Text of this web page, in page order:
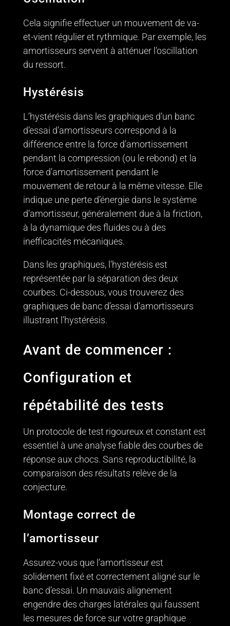
Cela signifie effectuer un mouvement de va-
et-vient régulier et rythmique. Par exemple, les
amortisseurs servent à atténuer l’oscillation
du ressort.
Hystérésis
L’hystérésis dans les graphiques d’un banc
d’essai d’amortisseurs correspond à la
différence entre la force d’amortissement
pendant la compression (ou le rebond) et la
force d’amortissement pendant le
mouvement de retour à la même vitesse. Elle
indique une perte d’énergie dans le système
d’amortisseur, généralement due à la friction,
à la dynamique des fluides ou à des
inefficacités mécaniques.
Dans les graphiques, l’hystérésis est
représentée par la séparation des deux
courbes. Ci-dessous, vous trouverez des
graphiques de banc d’essai d’amortisseurs
illustrant l’hystérésis.
Avant de commencer :
Configuration et
répétabilité des tests
Un protocole de test rigoureux et constant est
essentiel à une analyse fiable des courbes de
réponse aux chocs. Sans reproductibilité, la
comparaison des résultats relève de la
conjecture.
Montage correct de
l’amortisseur
Assurez-vous que l’amortisseur est
solidement fixé et correctement aligné sur le
banc d’essai. Un mauvais alignement
engendre des charges latérales qui faussent
les mesures de force sur votre graphique